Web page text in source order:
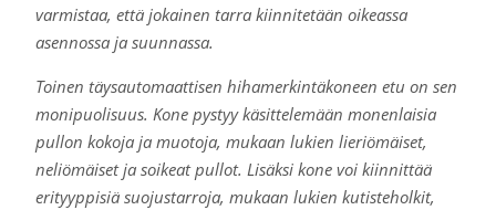
varmistaa, että jokainen tarra kiinnitetään oikeassa
asennossa ja suunnassa.
Toinen täysautomaattisen hihamerkintäkoneen etu on sen
monipuolisuus. Kone pystyy käsittelemään monenlaisia
pullon kokoja ja muotoja, mukaan lukien lieriömäiset,
neliömäiset ja soikeat pullot. Lisäksi kone voi kiinnittää
erityyppisiä suojustarroja, mukaan lukien kutisteholkit,